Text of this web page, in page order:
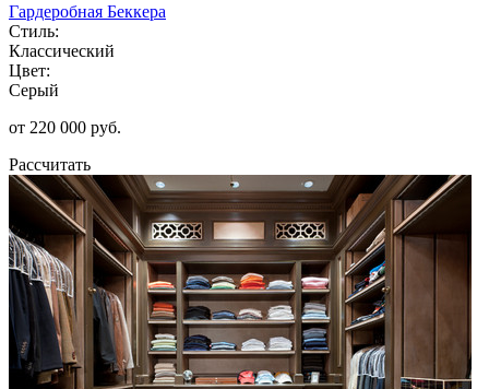
Гардеробная Беккера
Стиль:
Классический
Цвет:
Серый
от 220 000 руб.
Рассчитать